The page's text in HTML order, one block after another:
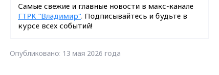
Самые свежие и главные новости в макс-канале
ГТРК "Владимир". Подписывайтесь и будьте в
курсе всех событий!
Опубликовано: 13 мая 2026 года